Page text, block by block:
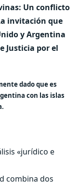
Un conflicto
invitación que
y Argentina
Justicia por el
dado que es
con las islas
«jurídico e
combina dos